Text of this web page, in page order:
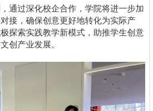
通过深化校企合作，学院将进一步加
接，确保创意更好地转化为实际产
探索实践教学新模式，助推学生创意
创产业发展。